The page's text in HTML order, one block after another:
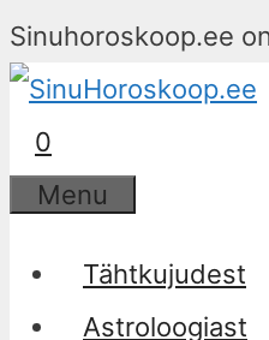
Sinuhoroskoop.ee
Skip
content
0
Menu
Tähtkujudest
Astroloogiast